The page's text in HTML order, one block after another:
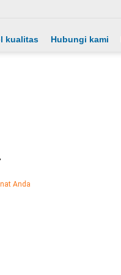
kualitas Hubungi kami
Anda